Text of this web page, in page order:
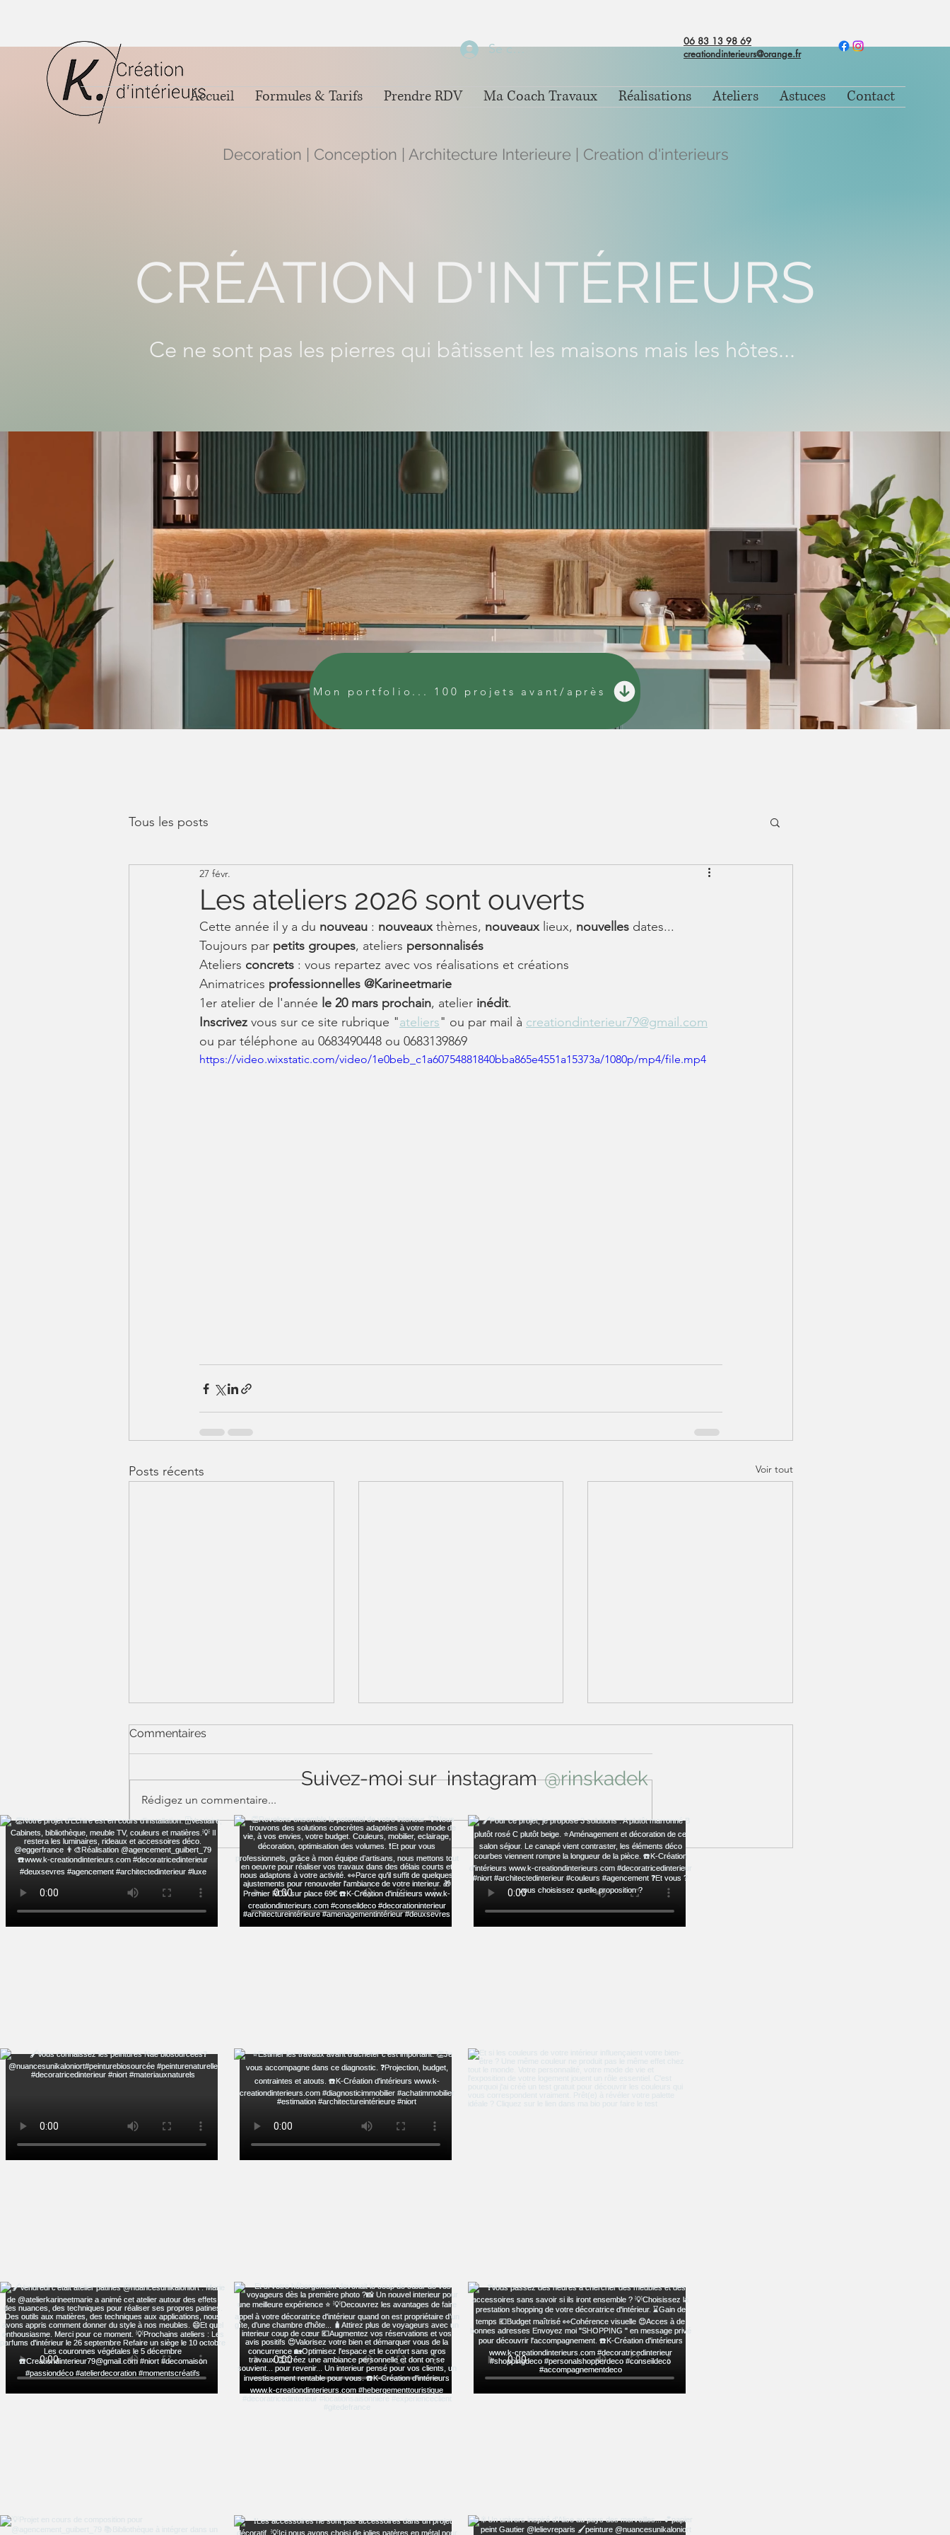
Se connecter
06 83 13 98 69
creationdinterieurs@orange.fr
Accueil Formules & Tarifs Prendre RDV Ma Coach Travaux Réalisations Ateliers Astuces Contact
Decoration | Conception | Architecture Interieure | Creation d'interieurs
Tous les posts
Les ateliers 2026 sont ouverts
27 févr.
Cette année il y a du nouveau : nouveaux thèmes, nouveaux lieux, nouvelles dates...
Toujours par petits groupes, ateliers personnalisés
Ateliers concrets : vous repartez avec vos réalisations et créations
Animatrices professionnelles @Karineetmarie
1er atelier de l'année le 20 mars prochain, atelier inédit.
Inscrivez vous sur ce site rubrique "ateliers" ou par mail à creationdinterieur79@gmail.com
ou par téléphone au 0683490448 ou 0683139869
https://video.wixstatic.com/video/1e0beb_c1a60754881840bba865e4551a15373a/1080p/mp4/file.mp4
Posts récents Voir tout
Le meilleur Ca fait plaisir
Un nouveau véhicule pour
me rendre chez vous
Commentaires
Rédigez un commentaire...
Ce ne sont pas les pierres qui bâtissent les maisons mais les hôtes...
CRÉATION D'INTÉRIEURS
Mon portfolio... 100 projets avant/après
Suivez-moi sur instagram @rinskadek